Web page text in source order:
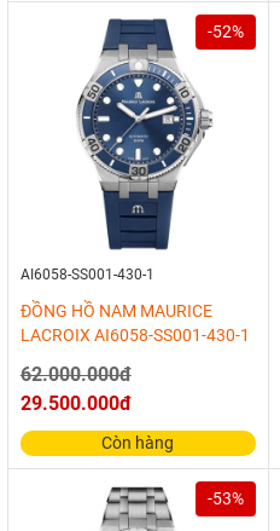
-52%
AI6058-SS001-430-1
ĐỒNG HỒ NAM MAURICE
LACROIX AI6058-SS001-430-1
62.000.000đ
29.500.000đ
Còn hàng
-53%